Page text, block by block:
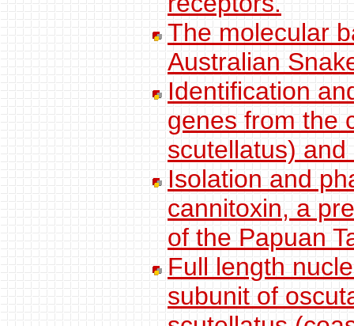
The molecular
Australian
Identification
genes from the
scutellatus)
Isolation and
cannitoxin, a
of the Papuan
Full length
subunit of